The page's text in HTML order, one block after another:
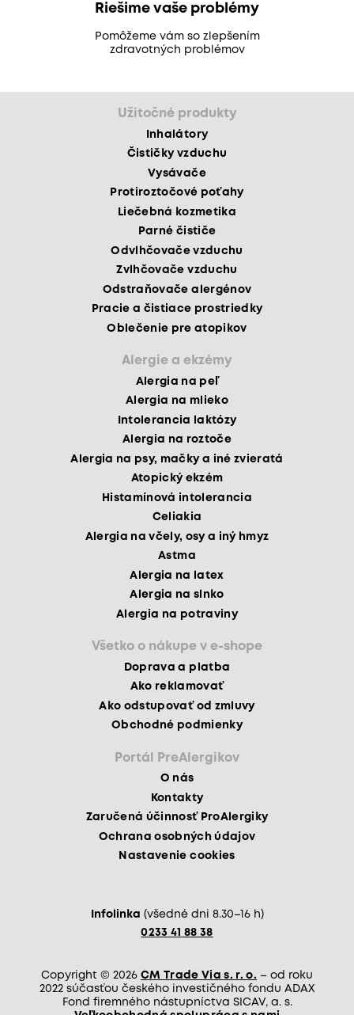
Riešime vaše problémy
Pomôžeme vám so zlepšením
zdravotných problémov
Užitočné produkty
Inhalátory
Čističky vzduchu
Vysávače
Protiroztočové poťahy
Liečebná kozmetika
Parné čističe
Odvlhčovače vzduchu
Zvlhčovače vzduchu
Odstraňovače alergénov
Pracie a čistiace prostriedky
Oblečenie pre atopikov
Alergie a ekzémy
Alergia na peľ
Alergia na mlieko
Intolerancia laktózy
Alergia na roztoče
Alergia na psy, mačky a iné zvieratá
Atopický ekzém
Histamínová intolerancia
Celiakia
Alergia na včely, osy a iný hmyz
Astma
Alergia na latex
Alergia na slnko
Alergia na potraviny
Všetko o nákupe v e-shope
Doprava a platba
Ako reklamovať
Ako odstupovať od zmluvy
Obchodné podmienky
Portál PreAlergikov
O nás
Kontakty
Zaručená účinnosť ProAlergiky
Ochrana osobných údajov
Nastavenie cookies
Infolinka (všedné dni 8.30–16 h)
0233 41 88 38
Copyright © 2026 CM Trade Via s. r. o. – od roku
2022 súčasťou českého investičného fondu ADAX
Fond firemného nástupníctva SICAV, a. s.